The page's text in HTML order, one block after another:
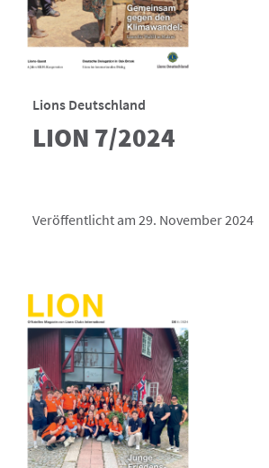
Lions Deutschland
LION 7/2024
Veröffentlicht am 29. November 2024